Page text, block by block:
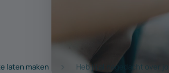
laten maken Heb jij al nagedacht over